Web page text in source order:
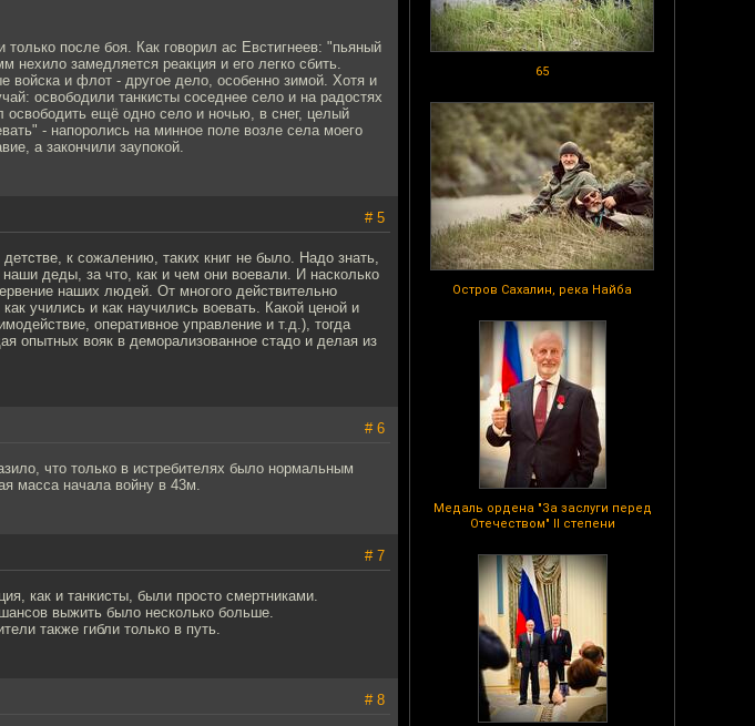
65
Остров Сахалин, река Найба
Медаль ордена "За заслуги перед
Отечеством" II степени
после боя. Как говорил ас Евстигнеев: "пьяный
нехило замедляется реакция и его легко сбить.
войска и флот - другое дело, особенно зимой. Хотя и
освободили танкисты соседнее село и на радостях
ещё одно село и ночью, в снег, целый
- напоролись на минное поле возле села моего
а закончили заупокой.
# 5
к сожалению, таких книг не было. Надо знать,
деды, за что, как и чем они воевали. И насколько
наших людей. От многого действительно
учились и как научились воевать. Какой ценой и
оперативное управление и т.д.), тогда
опытных вояк в деморализованное стадо и делая из
# 6
что только в истребителях было нормальным
масса начала войну в 43м.
# 7
как и танкисты, были просто смертниками.
выжить было несколько больше.
также гибли только в путь.
# 8